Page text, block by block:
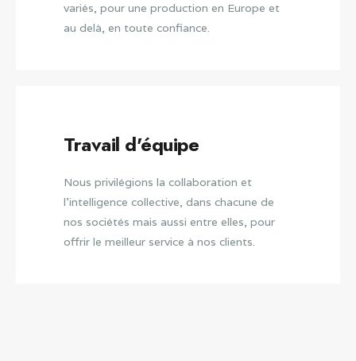
variés, pour une production en Europe et
au delà, en toute confiance.
Travail d'équipe
Nous privilégions la collaboration et
l'intelligence collective, dans chacune de
nos sociétés mais aussi entre elles, pour
offrir le meilleur service à nos clients.